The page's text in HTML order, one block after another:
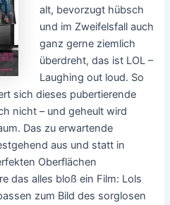
alt, bevorzugt hübsch
und im Zweifelsfall auch
ganz gerne ziemlich
überdreht, das ist LOL –
Laughing out loud. So
sich dieses pubertierende
nicht – und geheult wird
Das zu erwartende
aus und statt in
Oberflächen
das alles bloß ein Film: Lols
zum Bild des sorglosen